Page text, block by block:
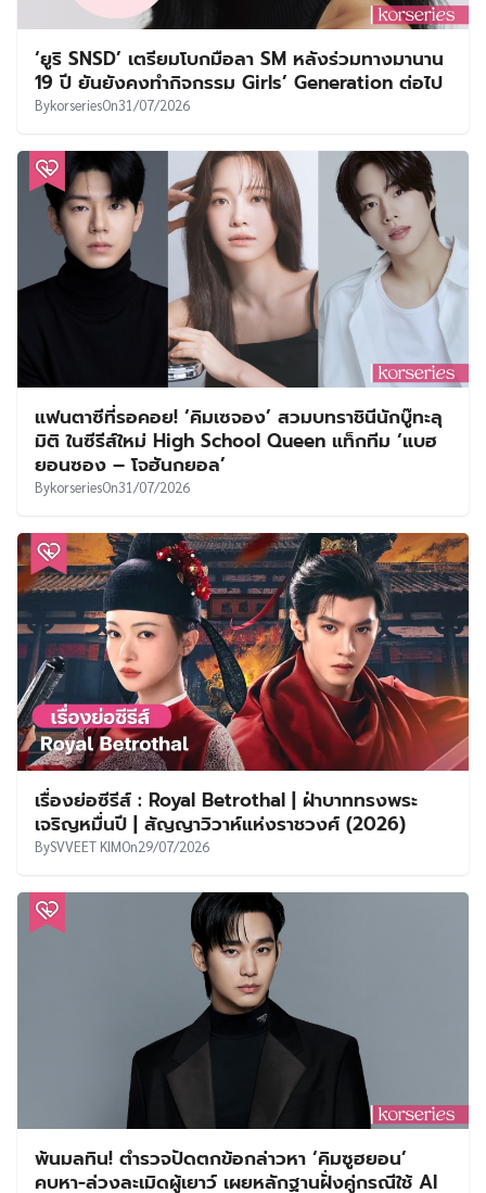
‘ยูริ SNSD’ เตรียมโบกมือลา SM หลังร่วมทางมานาน
19 ปี ยันยังคงทำกิจกรรม Girls’ Generation ต่อไป
BykorseriesOn31/07/2026
แฟนตาซีที่รอคอย! ‘คิมเซจอง’ สวมบทราชินีนักบู๊ทะลุ
มิติ ในซีรีส์ใหม่ High School Queen แท็กทีม ‘แบฮ
ยอนซอง – โจฮันกยอล’
BykorseriesOn31/07/2026
เรื่องย่อซีรีส์ : Royal Betrothal | ฝ่าบาททรงพระ
เจริญหมื่นปี | สัญญาวิวาห์แห่งราชวงศ์ (2026)
BySVVEET KIMOn29/07/2026
พ้นมลทิน! ตำรวจปัดตกข้อกล่าวหา ‘คิมซูฮยอน’
คบหา-ล่วงละเมิดผู้เยาว์ เผยหลักฐานฝั่งคู่กรณีใช้ AI